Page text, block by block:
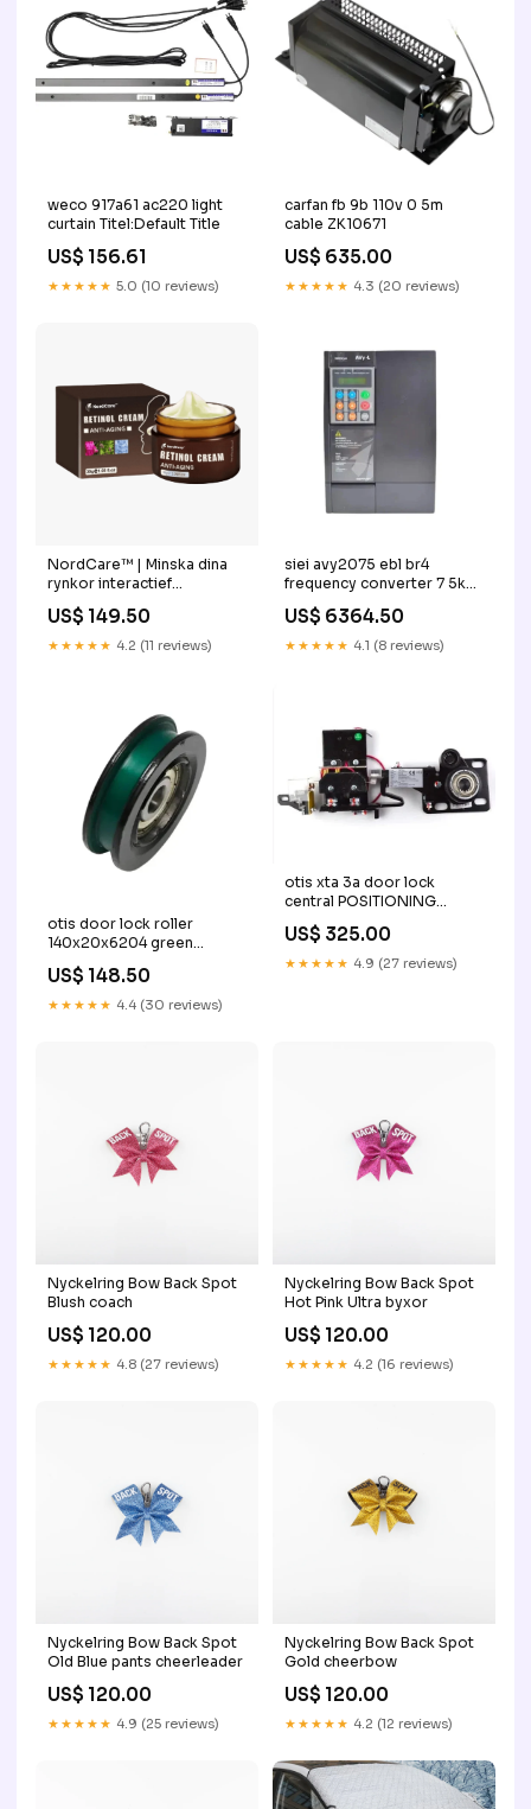
weco 917a61 ac220 light
curtain Titel:Default Title
US$ 156.61
★★★★★ 5.0 (10 reviews)
carfan fb 9b 110v 0 5m
cable ZK10671
US$ 635.00
★★★★★ 4.3 (20 reviews)
NordCare™ | Minska dina
rynkor interactief
speelgoed
US$ 149.50
★★★★★ 4.2 (11 reviews)
siei avy2075 ebl br4
frequency converter 7 5kw
Titel:Default Title
US$ 6364.50
★★★★★ 4.1 (8 reviews)
otis door lock roller
140x20x6204 green
Magnetgivare/Magnetic
Sensor
US$ 148.50
★★★★★ 4.4 (30 reviews)
otis xta 3a door lock
central POSITIONING
SWITCHES / READERS
US$ 325.00
★★★★★ 4.9 (27 reviews)
Nyckelring Bow Back Spot
Blush coach
US$ 120.00
★★★★★ 4.8 (27 reviews)
Nyckelring Bow Back Spot
Hot Pink Ultra byxor
US$ 120.00
★★★★★ 4.2 (16 reviews)
Nyckelring Bow Back Spot
Old Blue pants cheerleader
US$ 120.00
★★★★★ 4.9 (25 reviews)
Nyckelring Bow Back Spot
Gold cheerbow
US$ 120.00
★★★★★ 4.2 (12 reviews)